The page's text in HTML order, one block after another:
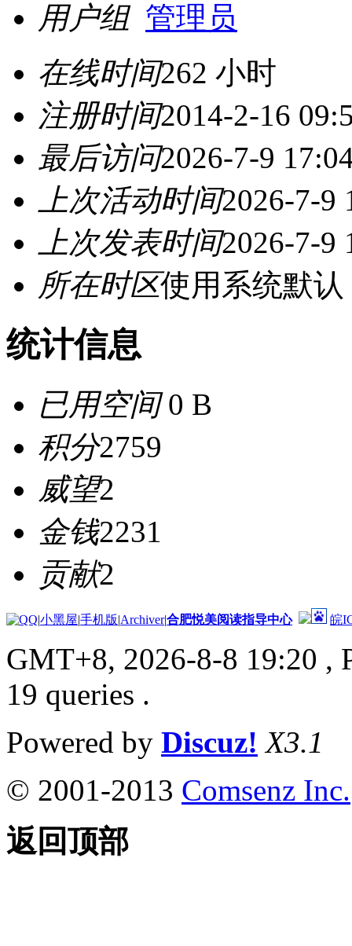
用户组 管理员
在线时间262 小时
注册时间2014-2-16
最后访问2026-7-9
上次活动时间2026-7-9
上次发表时间2026-7-9
所在时区使用系统默认
统计信息
已用空间0 B
积分2759
威望2
金钱2231
贡献2
|小黑屋|手机版|Archiver|合肥悦美阅读指导中心 皖
GMT+8, 2026-8-8 19:20 ,
19 queries .
Powered by Discuz! X3.1
© 2001-2013 Comsenz Inc.
返回顶部